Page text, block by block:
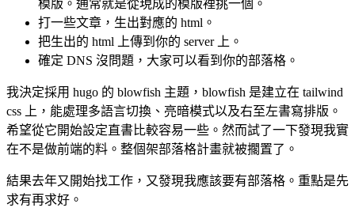
模版。通常就是從現成的模版裡挑一個。
打一些文章，生出對應的 html。
把生出的 html 上傳到你的 server 上。
確定 DNS 沒問題，大家可以看到你的部落格。
我決定採用 hugo 的 blowfish 主題，blowfish 是建立在 tailwind
css 上，能處理多語言切換、亮暗模式以及右至左書寫排版。
希望從它開始設定直書比較容易一些。然而試了一下發現我實
在不是做前端的料。整個架部落格計畫就被擱置了。
結果去年又開始找工作，又發現我應該要有部落格。重點是先
求有再求好。